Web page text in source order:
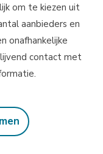
om te kiezen uit
aanbieders en
onafhankelijke
contact met